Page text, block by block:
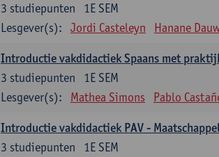
1E SEM
3 studiepunten
Lesgever(s):
Jordi Casteleyn Hanane
Introductie vakdidactiek Spaans met
1E SEM
3 studiepunten
Lesgever(s):
Mathea Simons Pablo
Introductie vakdidactiek PAV -
1E SEM
3 studiepunten